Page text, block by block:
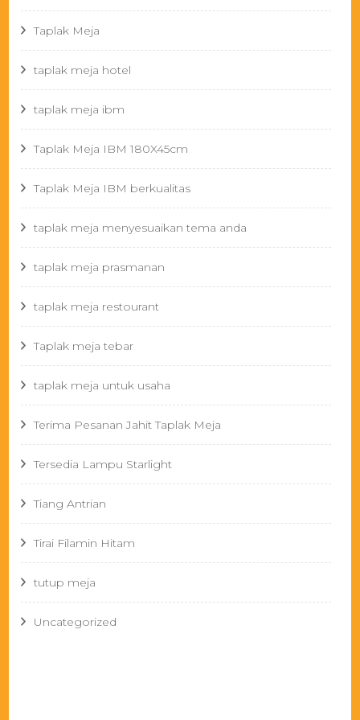
Taplak Meja
taplak meja hotel
taplak meja ibm
Taplak Meja IBM 180X45cm
Taplak Meja IBM berkualitas
taplak meja menyesuaikan tema anda
taplak meja prasmanan
taplak meja restourant
Taplak meja tebar
taplak meja untuk usaha
Terima Pesanan Jahit Taplak Meja
Tersedia Lampu Starlight
Tiang Antrian
Tirai Filamin Hitam
tutup meja
Uncategorized